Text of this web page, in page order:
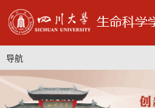
导航